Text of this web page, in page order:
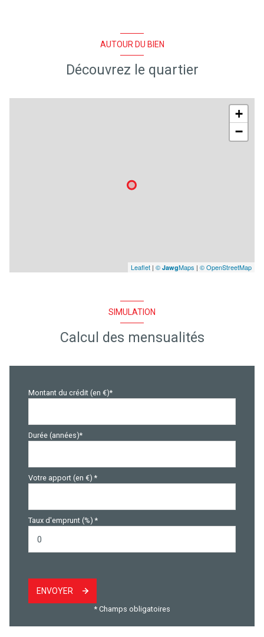
AUTOUR DU BIEN
Découvrez le quartier
+
−
Leaflet | © JawgMaps | © OpenStreetMap
SIMULATION
Calcul des mensualités
Montant du crédit (en €)*
Durée (années)*
Votre apport (en €) *
Taux d'emprunt (%) *
ENVOYER
* Champs obligatoires